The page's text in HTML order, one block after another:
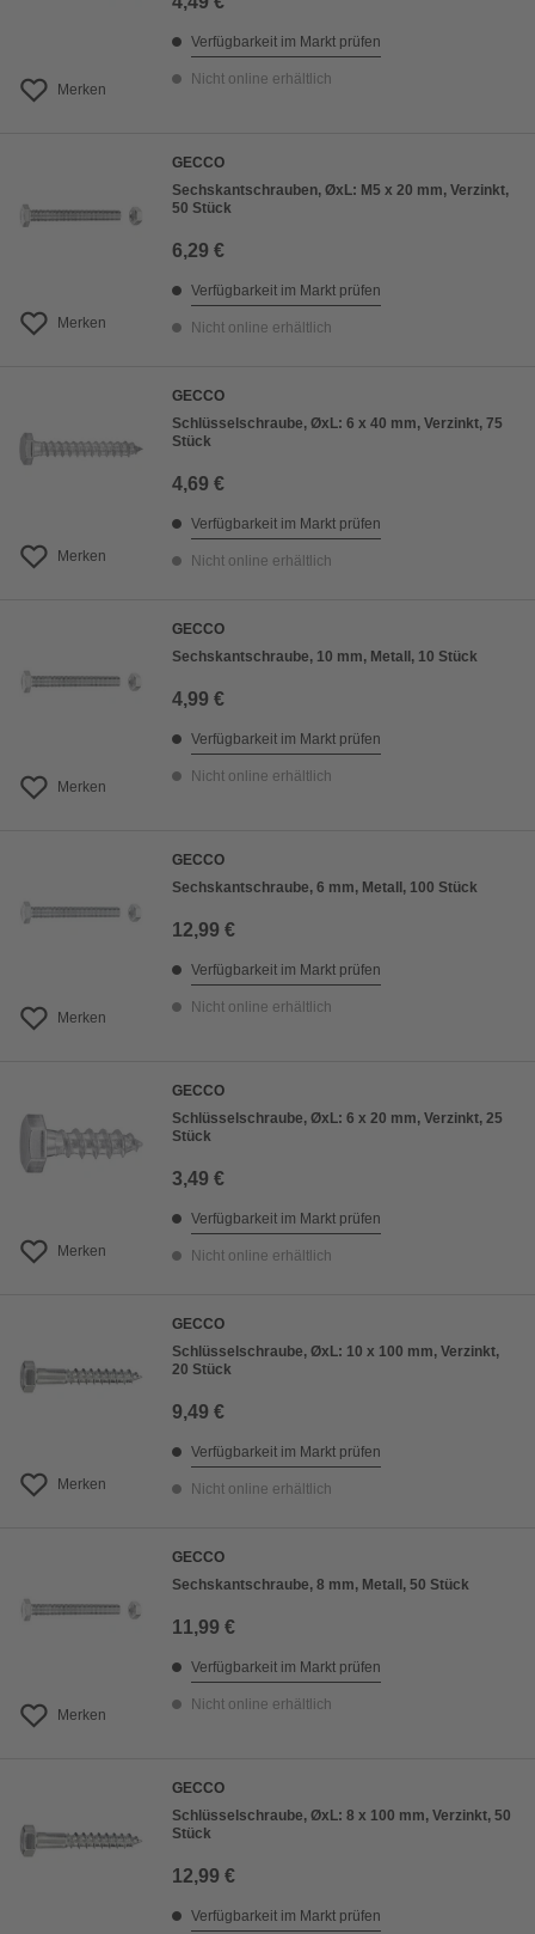
Merken
Verfügbarkeit im Markt prüfen
Nicht online erhältlich
Merken
GECCO
Sechskantschrauben, ØxL: M5 x 20 mm, Verzinkt,
50 Stück
6,29 €
Verfügbarkeit im Markt prüfen
Nicht online erhältlich
Merken
GECCO
Schlüsselschraube, ØxL: 6 x 40 mm, Verzinkt, 75
Stück
4,69 €
Verfügbarkeit im Markt prüfen
Nicht online erhältlich
Merken
GECCO
Sechskantschraube, 10 mm, Metall, 10 Stück
4,99 €
Verfügbarkeit im Markt prüfen
Nicht online erhältlich
Merken
GECCO
Sechskantschraube, 6 mm, Metall, 100 Stück
12,99 €
Verfügbarkeit im Markt prüfen
Nicht online erhältlich
Merken
GECCO
Schlüsselschraube, ØxL: 6 x 20 mm, Verzinkt, 25
Stück
3,49 €
Verfügbarkeit im Markt prüfen
Nicht online erhältlich
Merken
GECCO
Schlüsselschraube, ØxL: 10 x 100 mm, Verzinkt,
20 Stück
9,49 €
Verfügbarkeit im Markt prüfen
Nicht online erhältlich
Merken
GECCO
Sechskantschraube, 8 mm, Metall, 50 Stück
11,99 €
Verfügbarkeit im Markt prüfen
Nicht online erhältlich
GECCO
Schlüsselschraube, ØxL: 8 x 100 mm, Verzinkt, 50
Stück
12,99 €
Verfügbarkeit im Markt prüfen